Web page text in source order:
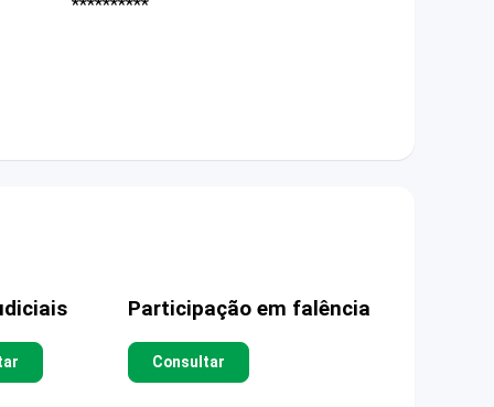
**********
Participação em falência
Consultar